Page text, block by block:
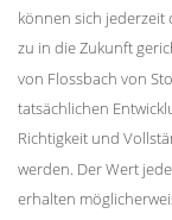
können sich
zu in die Zukunft
von Flossbach von
tatsächlichen
Richtigkeit und
werden. Der Wert
erhalten